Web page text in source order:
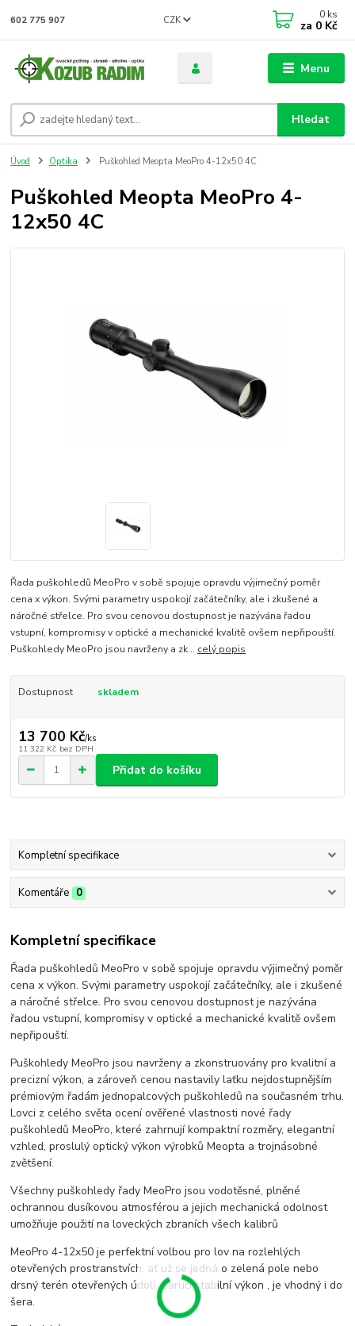
Menu
CZK
Hledat
602 775 907 0 ks
za 0 Kč
Úvod Optika Puškohled Meopta MeoPro 4-12x50 4C
Puškohled Meopta MeoPro 4-
12x50 4C
Řada puškohledů MeoPro v sobě spojuje opravdu výjimečný poměr
cena x výkon. Svými parametry uspokojí začátečníky, ale i zkušené a
náročné střelce. Pro svou cenovou dostupnost je nazývána řadou
vstupní, kompromisy v optické a mechanické kvalitě ovšem nepřipouští.
Puškohledy MeoPro jsou navrženy a zk... celý popis
Dostupnost skladem
13 700 Kč/ks
11 322 Kč bez DPH
Přidat do košíku
Kompletní specifikace
Komentáře 0
Kompletní specifikace
Řada puškohledů MeoPro v sobě spojuje opravdu výjimečný poměr
cena x výkon. Svými parametry uspokojí začátečníky, ale i zkušené
a náročné střelce. Pro svou cenovou dostupnost je nazývána
řadou vstupní, kompromisy v optické a mechanické kvalitě ovšem
nepřipouští.
Puškohledy MeoPro jsou navrženy a zkonstruovány pro kvalitní a
precizní výkon, a zároveň cenou nastavily laťku nejdostupnějším
prémiovým řadám jednopalcových puškohledů na současném trhu.
Lovci z celého světa ocení ověřené vlastnosti nové řady
puškohledů MeoPro, které zahrnují kompaktní rozměry, elegantní
vzhled, proslulý optický výkon výrobků Meopta a trojnásobné
zvětšení.
Všechny puškohledy řady MeoPro jsou vodotěsné, plněné
ochrannou dusíkovou atmosférou a jejich mechanická odolnost
umožňuje použití na loveckých zbraních všech kalibrů
MeoPro 4-12x50 je perfektní volbou pro lov na rozlehlých
otevřených prostranstvích, ať už se jedná o zelená pole nebo
drsný terén otevřených údolí. Zaručí stabilní výkon , je vhodný i do
šera.